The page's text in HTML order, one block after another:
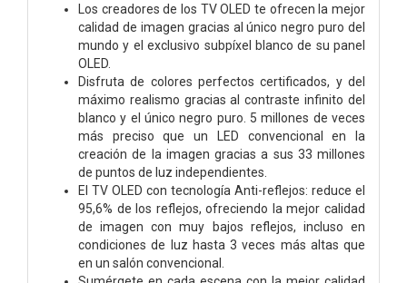
Los creadores de los TV OLED te ofrecen la mejor
calidad de imagen gracias al único negro puro del
mundo y el exclusivo subpíxel blanco de su panel
OLED.
Disfruta de colores perfectos certificados, y del
máximo realismo gracias al contraste infinito del
blanco y el único negro puro. 5 millones de veces
más preciso que un LED convencional en la
creación de la imagen gracias a sus 33 millones
de puntos de luz independientes.
El TV OLED con tecnología Anti-reflejos: reduce el
95,6% de los reflejos, ofreciendo la mejor calidad
de imagen con muy bajos reflejos, incluso en
condiciones de luz hasta 3 veces más altas que
en un salón convencional.